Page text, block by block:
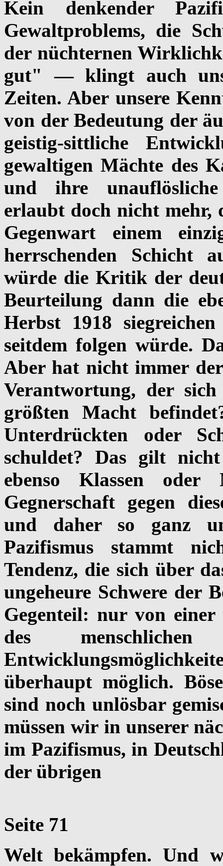
Kein denkender
Gewaltproblems, die
der nüchternen
gut" — klingt auch
Zeiten. Aber unsere
von der Bedeutung der
geistig-sittliche
gewaltigen Mächte des
und ihre
erlaubt doch nicht mehr,
Gegenwart einem
herrschenden Schicht
würde die Kritik der
Beurteilung dann die
Herbst 1918
seitdem folgen würde.
Aber hat nicht immer
Verantwortung, der
größten Macht
Unterdrückten oder
schuldet? Das gilt
ebenso Klassen oder
Gegnerschaft gegen
und daher so ganz
Pazifismus stammt
Tendenz, die sich über
ungeheure Schwere der
Gegenteil: nur von
des
überhaupt möglich.
sind noch unlösbar
müssen wir in unserer
im Pazifismus, in
der übrigen
Seite 71
Welt bekämpfen. Und